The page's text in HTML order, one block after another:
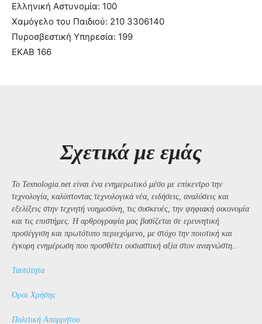
Ελληνική Αστυνομία: 100
Χαμόγελο του Παιδιού: 210 3306140
Πυροσβεστική Υπηρεσία: 199
ΕΚΑΒ 166
Σχετικά με εμάς
Το Texnologia.net είναι ένα ενημερωτικό μέσο με επίκεντρο την
τεχνολογία, καλύπτοντας τεχνολογικά νέα, ειδήσεις, αναλύσεις και
εξελίξεις στην τεχνητή νοημοσύνη, τις συσκευές, την ψηφιακή οικονομία
και τις επιστήμες. Η αρθρογραφία μας βασίζεται σε ερευνητική
προσέγγιση και πρωτότυπο περιεχόμενο, με στόχο την ποιοτική και
έγκυρη ενημέρωση που προσθέτει ουσιαστική αξία στον αναγνώστη..
Ταυτότητα
Όροι Χρήσης
Πολιτική Απορρήτου